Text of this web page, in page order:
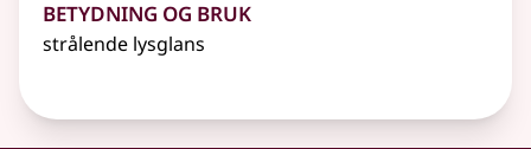
Betydning og bruk
strålende lysglans